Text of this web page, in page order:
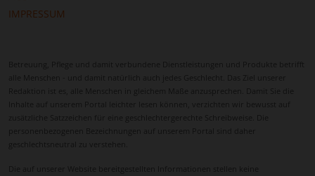
IMPRESSUM
Betreuung, Pflege und damit verbundene Dienstleistungen und Produkte betrifft
alle Menschen - und damit natürlich auch jedes Geschlecht. Das Ziel unserer
Redaktion ist es, alle Menschen in gleichem Maße anzusprechen. Damit Sie die
Inhalte auf unserem Portal leichter lesen können, verzichten wir bewusst auf
zusätzliche Satzzeichen für eine geschlechtergerechte Schreibweise. Die
personenbezogenen Bezeichnungen auf unserem Portal sind daher
geschlechtsneutral zu verstehen.
Die auf unserer Website bereitgestellten Informationen stellen keine